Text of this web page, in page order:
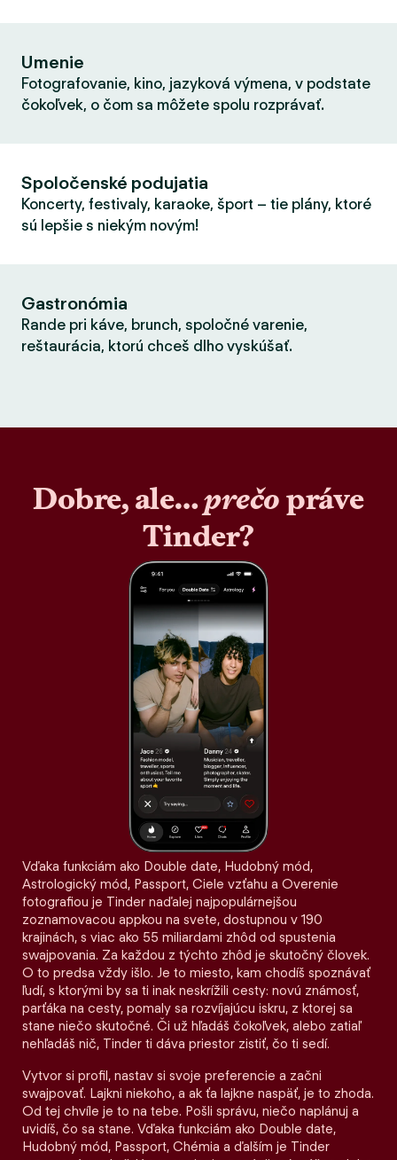
Umenie
Fotografovanie, kino, jazyková výmena, v podstate
čokoľvek, o čom sa môžete spolu rozprávať.
Spoločenské podujatia
Koncerty, festivaly, karaoke, šport – tie plány, ktoré
sú lepšie s niekým novým!
Gastronómia
Rande pri káve, brunch, spoločné varenie,
reštaurácia, ktorú chceš dlho vyskúšať.
Dobre, ale…prečopráve
Tinder?
Vďaka funkciám ako Double date, Hudobný mód,
Astrologický mód, Passport, Ciele vzťahu a Overenie
fotografiou je Tinder naďalej najpopulárnejšou
zoznamovacou appkou na svete, dostupnou v 190
krajinách, s viac ako 55 miliardami zhôd od spustenia
swajpovania. Za každou z týchto zhôd je skutočný človek.
O to predsa vždy išlo. Je to miesto, kam chodíš spoznávať
ľudí, s ktorými by sa ti inak neskrížili cesty: novú známosť,
parťáka na cesty, pomaly sa rozvíjajúcu iskru, z ktorej sa
stane niečo skutočné. Či už hľadáš čokoľvek, alebo zatiaľ
nehľadáš nič, Tinder ti dáva priestor zistiť, čo ti sedí.
Vytvor si profil, nastav si svoje preferencie a začni
swajpovať. Lajkni niekoho, a ak ťa lajkne naspäť, je to zhoda.
Od tej chvíle je to na tebe. Pošli správu, niečo naplánuj a
uvidíš, čo sa stane. Vďaka funkciám ako Double date,
Hudobný mód, Passport, Chémia a ďalším je Tinder